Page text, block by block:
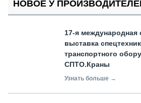
НОВОЕ У
17-я международная
выставка
транспортного
СПТО.Краны
Узнать больше →